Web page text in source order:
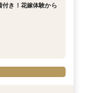
付き！花嫁体験から